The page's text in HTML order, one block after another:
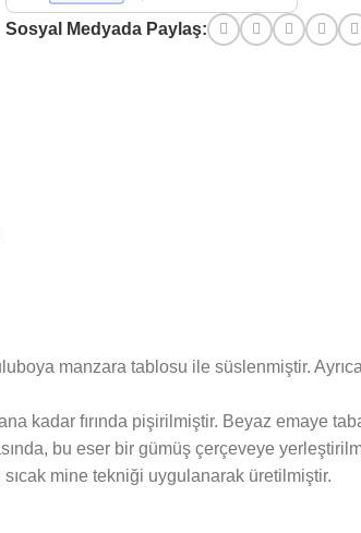
Sosyal Medyada Paylaş:
manzara tablosu ile süslenmiştir.
kadar fırında pişirilmiştir. Beyaz emaye
bu eser bir gümüş çerçeveye
sıcak mine tekniği uygulanarak üretilmiştir.